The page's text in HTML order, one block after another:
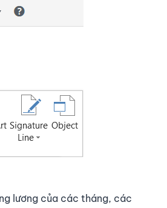
lương của các tháng, các